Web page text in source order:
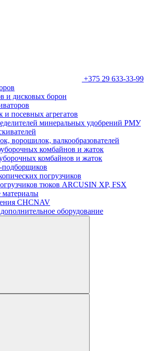
+375 29 633-33-99
и дисковых борон
и посевных агрегатов
минеральных удобрений РМУ
ворошилок, валкообразователей
комбайнов и жаток
комбайнов и жаток
подборщиков
погрузчиков
тюков ARCUSIN XP, FSX
материалы
CHCNAV
оборудование